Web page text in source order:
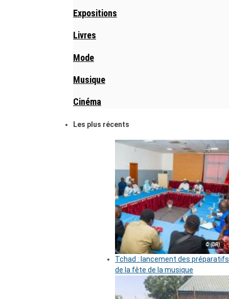
Expositions
Livres
Mode
Musique
Cinéma
Les plus récents
© (DR)
Tchad : lancement des préparatifs
de la fête de la musique